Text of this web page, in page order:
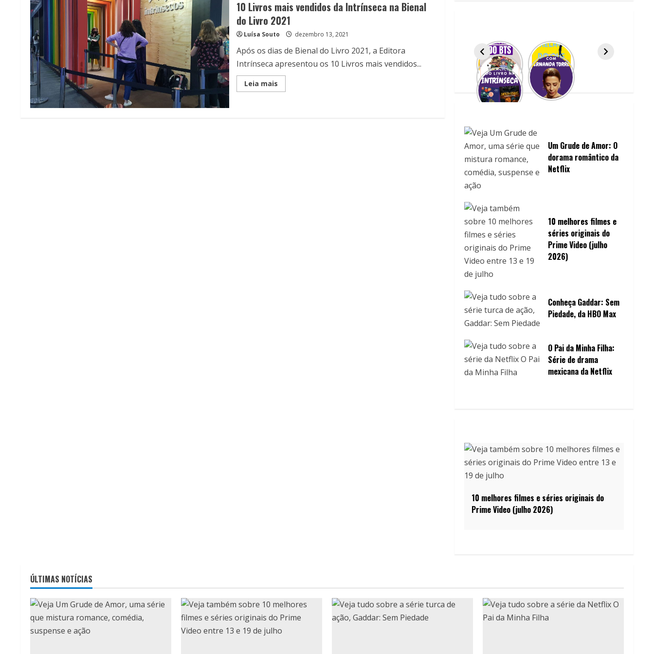
10 Livros mais vendidos da Intrínseca na Bienal
do Livro 2021
Luísa Souto dezembro 13, 2021
Após os dias de Bienal do Livro 2021, a Editora
Intrínseca apresentou os 10 Livros mais vendidos...
Leia maisRead
more
Um Grude de Amor: O
dorama romântico da
Netflix
10 melhores filmes e
séries originais do
Prime Video (julho
2026)
Conheça Gaddar: Sem
Piedade, da HBO Max
O Pai da Minha Filha:
Série de drama
mexicana da Netflix
10 melhores filmes e séries originais do
Prime Video (julho 2026)
ÚLTIMAS NOTÍCIAS